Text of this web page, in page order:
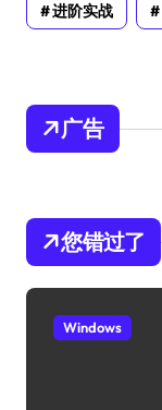
进阶实战
广告
您错过了
Windows